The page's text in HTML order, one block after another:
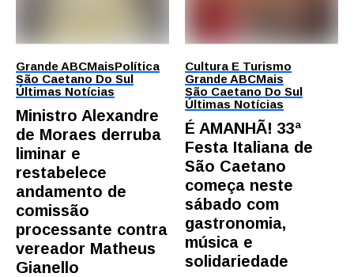
Grande ABCMaisPolítica
São Caetano Do Sul
Últimas Notícias
Ministro Alexandre
de Moraes derruba
liminar e
restabelece
andamento de
comissão
processante contra
vereador Matheus
Gianello
Cultura E Turismo
Grande ABCMais
São Caetano Do Sul
Últimas Notícias
É AMANHÃ! 33ª
Festa Italiana de
São Caetano
começa neste
sábado com
gastronomia,
música e
solidariedade